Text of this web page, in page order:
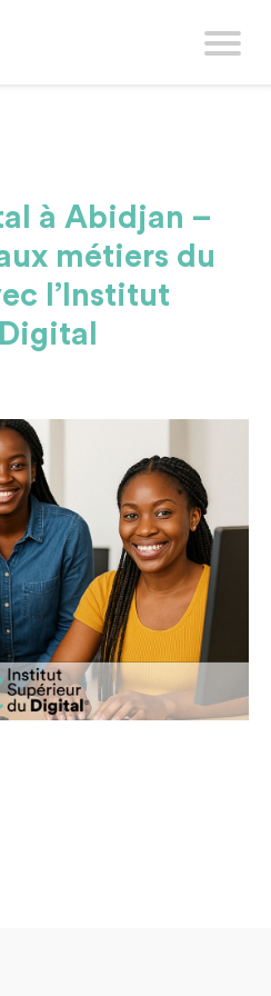
à Abidjan –
métiers du
l’Institut